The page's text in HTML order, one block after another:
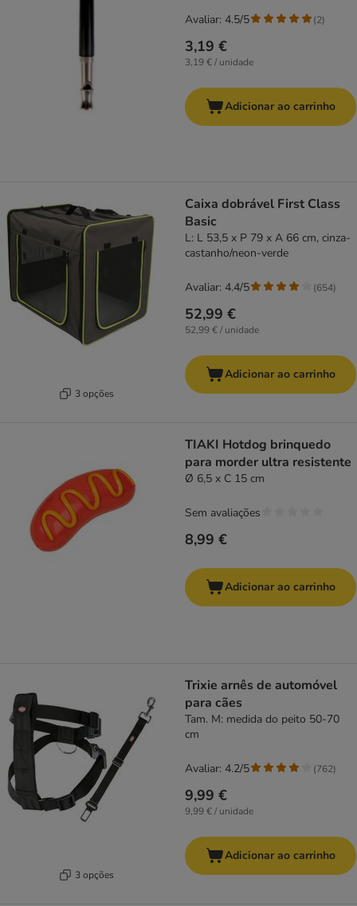
3,19 €
3,19 € / unidade
Avaliar: 4.5/5 (2)
Adicionar ao carrinho
3 opções
Caixa dobrável First Class
Basic
L: L 53,5 x P 79 x A 66 cm, cinza-
castanho/neon-verde
52,99 €
52,99 € / unidade
Avaliar: 4.4/5 (654)
Adicionar ao carrinho
TIAKI Hotdog brinquedo
para morder ultra resistente
Ø 6,5 x C 15 cm
8,99 €
Sem avaliações
Adicionar ao carrinho
3 opções
Trixie arnês de automóvel
para cães
Tam. M: medida do peito 50-70
cm
9,99 €
9,99 € / unidade
Avaliar: 4.2/5 (762)
Adicionar ao carrinho